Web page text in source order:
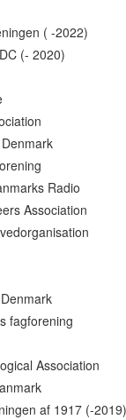
( -2022)
(- 2020)
Radio
Association
fagforening
Association
af 1917 (-2019)